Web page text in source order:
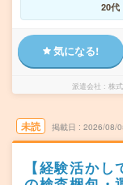
20代
気になる!
派遣会社 株
未読 掲載日 2026/08/
【経験活か